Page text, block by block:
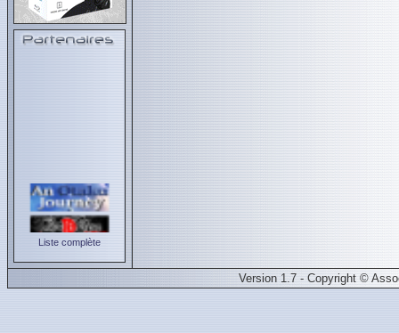
Liste complète
Version 1.7 - Copyright ©